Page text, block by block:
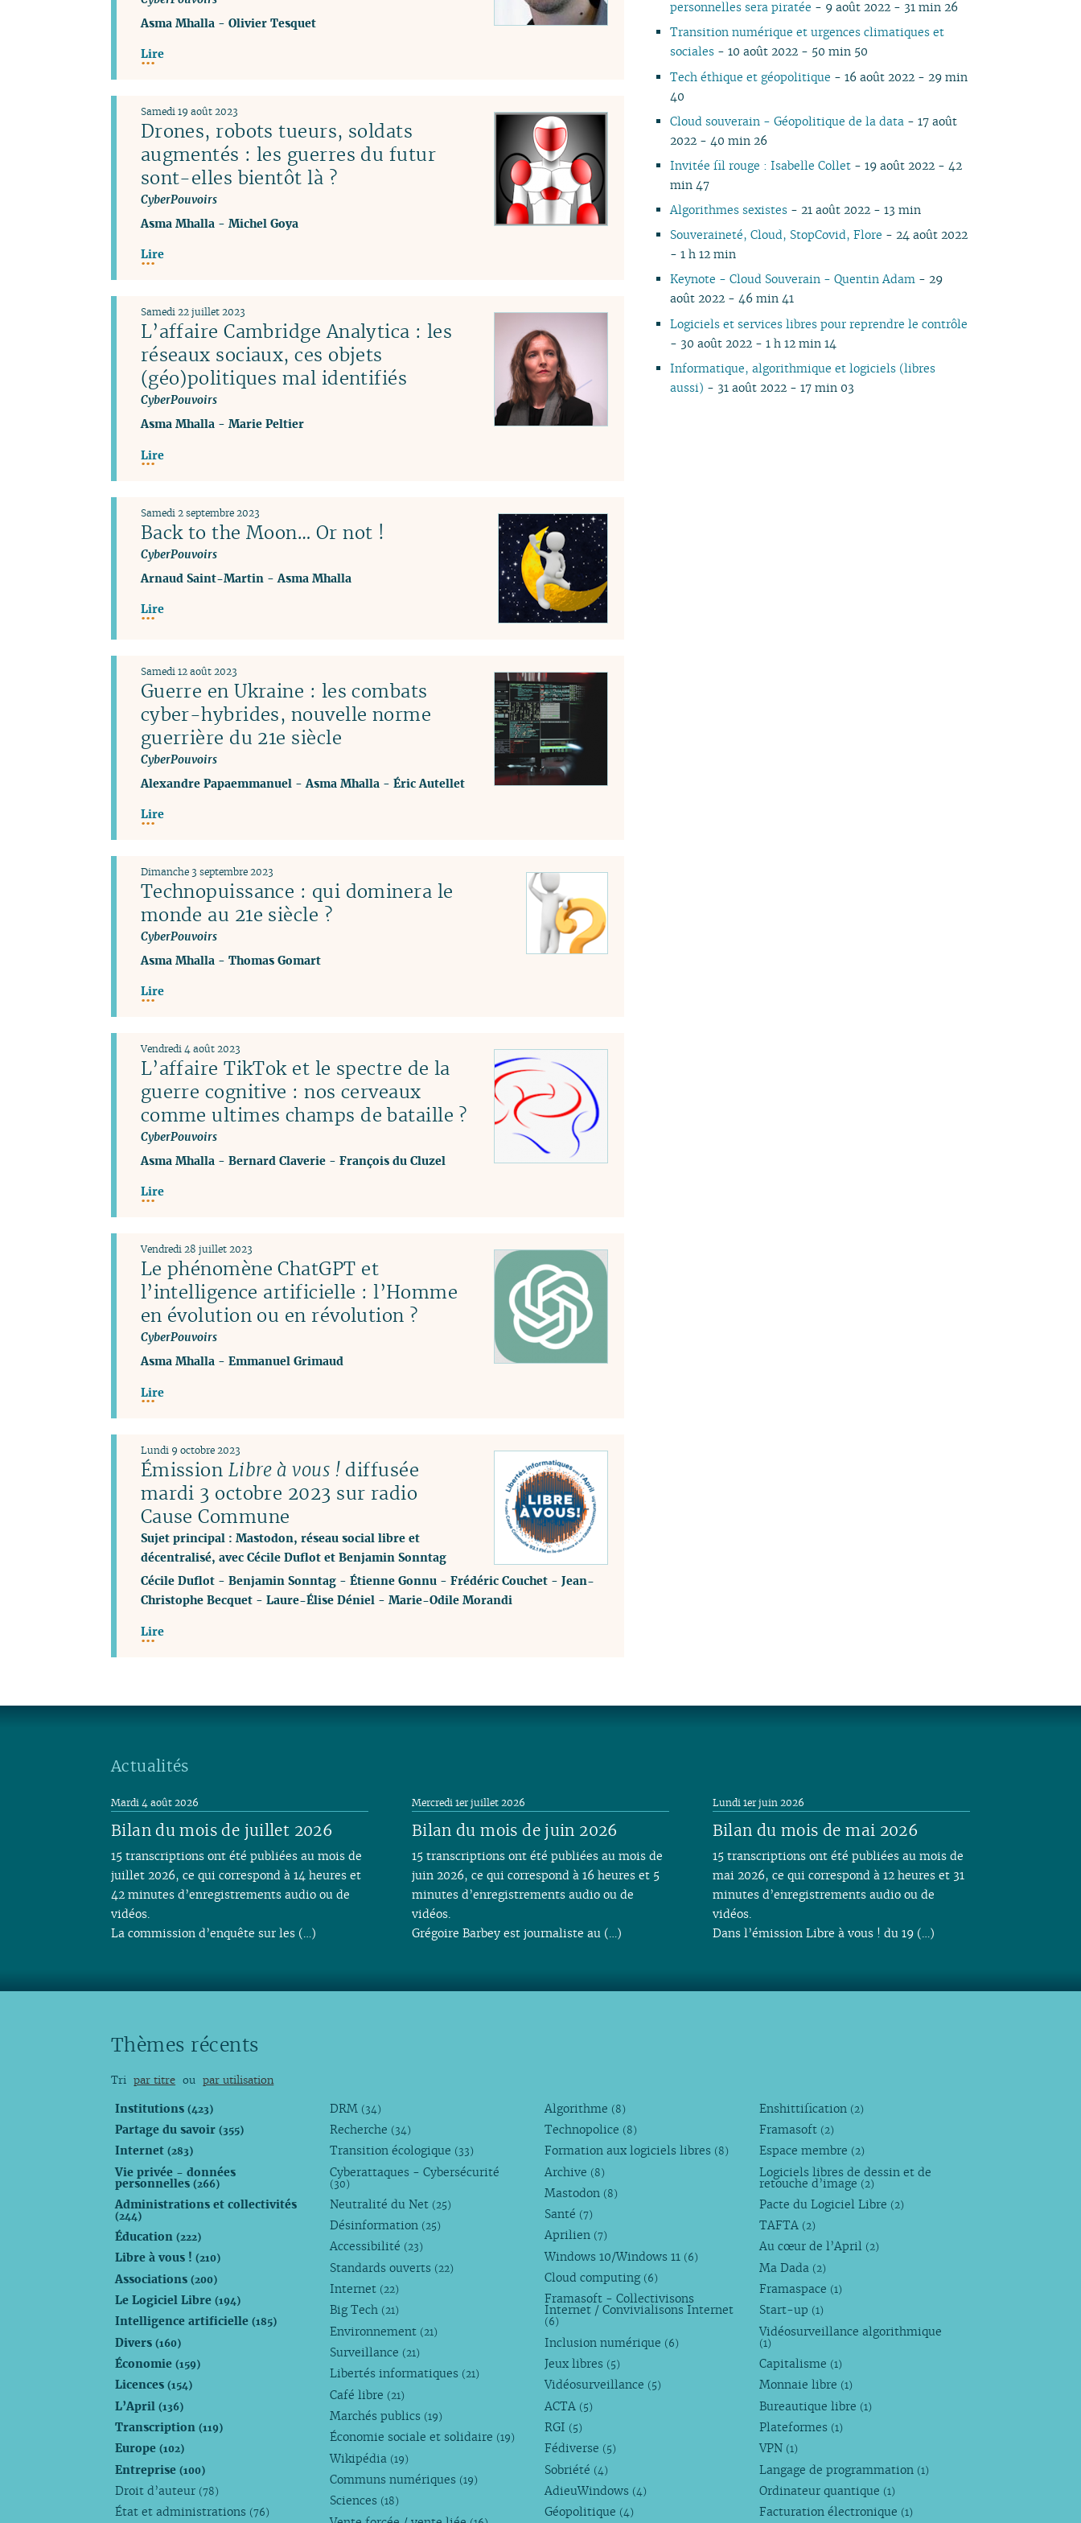
Asma Mhalla- Olivier Tesquet
Lire
Drones, robots tueurs, soldats
augmentés : les guerres du futur
sont-elles bientôt là ?
CyberPouvoirs
Samedi 19 août 2023
Asma Mhalla- Michel Goya
Lire
L’affaire Cambridge Analytica : les
réseaux sociaux, ces objets
(géo)politiques mal identifiés
CyberPouvoirs
Samedi 22 juillet 2023
Asma Mhalla- Marie Peltier
Lire
Back to the Moon… Or not !
CyberPouvoirs
Samedi 2 septembre 2023
Arnaud Saint-Martin - Asma Mhalla
Lire
Guerre en Ukraine : les combats
cyber-hybrides, nouvelle norme
guerrière du 21e siècle
CyberPouvoirs
Samedi 12 août 2023
Alexandre Papaemmanuel - Asma Mhalla - Éric Autellet
Lire
Technopuissance : qui dominera le
monde au 21e siècle ?
CyberPouvoirs
Dimanche 3 septembre 2023
Asma Mhalla - Thomas Gomart
Lire
L’affaire TikTok et le spectre de la
guerre cognitive : nos cerveaux
comme ultimes champs de bataille ?
CyberPouvoirs
Vendredi 4 août 2023
Asma Mhalla- Bernard Claverie- François du Cluzel
Lire
Le phénomène ChatGPT et
l’intelligence artificielle : l’Homme
en évolution ou en révolution ?
CyberPouvoirs
Vendredi 28 juillet 2023
Asma Mhalla- Emmanuel Grimaud
Lire
Émission Libre à vous !diffusée
mardi 3 octobre 2023 sur radio
Cause Commune
Sujet principal : Mastodon, réseau social libre et
décentralisé, avec Cécile Duflot et Benjamin Sonntag
Lundi 9 octobre 2023
Cécile Duflot- Benjamin Sonntag- Étienne Gonnu- Frédéric Couchet- Jean-
Christophe Becquet- Laure-Élise Déniel- Marie-Odile Morandi
Lire
02
01
03
02
01
02
01
03
02
01
03
01
04
03
01
03
01
04
03
02
04
03
02
05
04
03
02
03
02
01
05
04
04
02
personnelles sera piratée - 9 août 2022 - 31 min 26
Transition numérique et urgences climatiques et
sociales - 10 août 2022 - 50 min 50
Tech éthique et géopolitique - 16 août 2022 - 29 min
40
Cloud souverain - Géopolitique de la data - 17 août
2022 - 40 min 26
Invitée fil rouge : Isabelle Collet - 19 août 2022 - 42
min 47
Algorithmes sexistes - 21 août 2022 - 13 min
Souveraineté, Cloud, StopCovid, Flore - 24 août 2022
- 1 h 12 min
Keynote - Cloud Souverain - Quentin Adam - 29
août 2022 - 46 min 41
Logiciels et services libres pour reprendre le contrôle
- 30 août 2022 - 1 h 12 min 14
Informatique, algorithmique et logiciels (libres
aussi) - 31 août 2022 - 17 min 03
Actualités
Bilan du mois de juillet 2026
Mardi 4 août 2026
15 transcriptions ont été publiées au mois de
juillet 2026, ce qui correspond à 14 heures et
42 minutes d’enregistrements audio ou de
vidéos.
La commission d’enquête sur les (…)
Bilan du mois de juin 2026
Mercredi 1er juillet 2026
15 transcriptions ont été publiées au mois de
juin 2026, ce qui correspond à 16 heures et 5
minutes d’enregistrements audio ou de
vidéos.
Grégoire Barbey est journaliste au (…)
Bilan du mois de mai 2026
Lundi 1er juin 2026
15 transcriptions ont été publiées au mois de
mai 2026, ce qui correspond à 12 heures et 31
minutes d’enregistrements audio ou de
vidéos.
Dans l’émission Libre à vous ! du 19 (…)
Thèmes récents
Tri par titre ou par utilisation
Institutions(423)
Partage du savoir(355)
Internet(283)
Vie privée - données
personnelles(266)
Administrations et collectivités
(244)
Éducation(222)
Libre à vous !(210)
Associations(200)
Le Logiciel Libre(194)
Intelligence artificielle(185)
Divers(160)
Économie(159)
Licences(154)
L’April(136)
Transcription(119)
Europe(102)
Entreprise(100)
Droit d’auteur (78)
État et administrations (76)
DRM (34)
Recherche (34)
Transition écologique (33)
Cyberattaques - Cybersécurité
(30)
Neutralité du Net (25)
Désinformation (25)
Accessibilité (23)
Standards ouverts (22)
Internet (22)
Big Tech (21)
Environnement (21)
Surveillance (21)
Libertés informatiques (21)
Café libre (21)
Marchés publics (19)
Économie sociale et solidaire (19)
Wikipédia (19)
Communs numériques (19)
Sciences (18)
Algorithme (8)
Technopolice (8)
Formation aux logiciels libres (8)
Archive (8)
Mastodon (8)
Santé (7)
Aprilien (7)
Windows 10/Windows 11 (6)
Cloud computing (6)
Framasoft - Collectivisons
Internet / Convivialisons Internet
(6)
Inclusion numérique (6)
Jeux libres (5)
Vidéosurveillance (5)
ACTA (5)
RGI (5)
Fédiverse (5)
Sobriété (4)
AdieuWindows (4)
Géopolitique (4)
Enshittification (2)
Framasoft (2)
Espace membre (2)
Logiciels libres de dessin et de
retouche d’image (2)
Pacte du Logiciel Libre (2)
TAFTA (2)
Au cœur de l’April (2)
Ma Dada (2)
Framaspace (1)
Start-up (1)
Vidéosurveillance algorithmique
(1)
Capitalisme (1)
Monnaie libre (1)
Bureautique libre (1)
Plateformes (1)
VPN (1)
Langage de programmation (1)
Ordinateur quantique (1)
Facturation électronique (1)